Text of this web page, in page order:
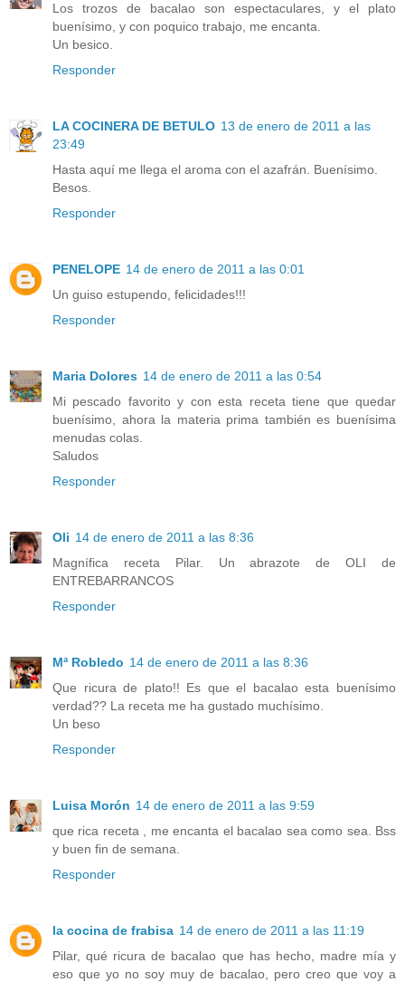
Los trozos de bacalao son espectaculares, y el plato
buenísimo, y con poquico trabajo, me encanta.
Un besico.
Responder
LA COCINERA DE BETULO 13 de enero de 2011 a las
23:49
Hasta aquí me llega el aroma con el azafrán. Buenísimo.
Besos.
Responder
PENELOPE 14 de enero de 2011 a las 0:01
Un guiso estupendo, felicidades!!!
Responder
Maria Dolores 14 de enero de 2011 a las 0:54
Mi pescado favorito y con esta receta tiene que quedar
buenísimo, ahora la materia prima también es buenísima
menudas colas.
Saludos
Responder
Oli 14 de enero de 2011 a las 8:36
Magnífica receta Pilar. Un abrazote de OLI de
ENTREBARRANCOS
Responder
Mª Robledo 14 de enero de 2011 a las 8:36
Que ricura de plato!! Es que el bacalao esta buenísimo
verdad?? La receta me ha gustado muchísimo.
Un beso
Responder
Luisa Morón 14 de enero de 2011 a las 9:59
que rica receta , me encanta el bacalao sea como sea. Bss
y buen fin de semana.
Responder
la cocina de frabisa 14 de enero de 2011 a las 11:19
Pilar, qué ricura de bacalao que has hecho, madre mía y
eso que yo no soy muy de bacalao, pero creo que voy a